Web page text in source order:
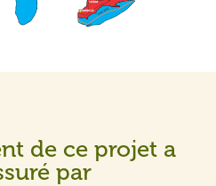
de ce projet a
par